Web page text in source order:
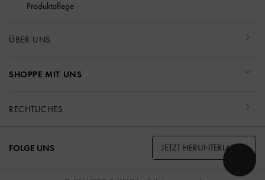
Produktpflege
ÜBER UNS
SHOPPE MIT UNS
RECHTLICHES
FOLGE UNS JETZT HERUNTERLADEN